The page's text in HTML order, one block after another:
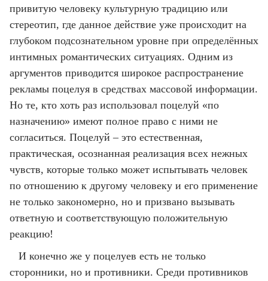
привитую человеку культурную традицию или
стереотип, где данное действие уже происходит на
глубоком подсознательном уровне при определённых
интимных романтических ситуациях. Одним из
аргументов приводится широкое распространение
рекламы поцелуя в средствах массовой информации.
Но те, кто хоть раз использовал поцелуй «по
назначению» имеют полное право с ними не
согласиться. Поцелуй – это естественная,
практическая, осознанная реализация всех нежных
чувств, которые только может испытывать человек
по отношению к другому человеку и его применение
не только закономерно, но и призвано вызывать
ответную и соответствующую положительную
реакцию!
И конечно же у поцелуев есть не только
сторонники, но и противники. Среди противников